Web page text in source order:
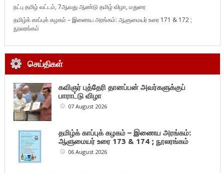
நட்பு தமிழ் வட்டம், 7ஆவது ஆண்டு தமிழ் விழா, மதுரை
தமிழ்க் காப்புக் கழகம் – இணைய அரங்கம்: ஆளுமையர் உரை 171 & 172 ;
நூலரங்கம்
செய்திகள்
கவிஞர் புத்தேரி தானப்பன் அவர்களுக்குப்
பாராட்டு விழா
07 August 2026
தமிழ்க் காப்புக் கழகம் – இணைய அரங்கம்:
ஆளுமையர் உரை 173 & 174 ; நூலரங்கம்
06 August 2026